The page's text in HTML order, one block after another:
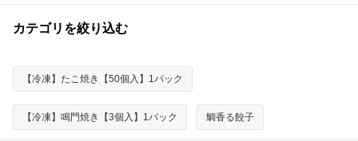
カテゴリを絞り込む
【冷凍】たこ焼き【50個入】1パック
【冷凍】鳴門焼き【3個入】1パック 鯛香る餃子